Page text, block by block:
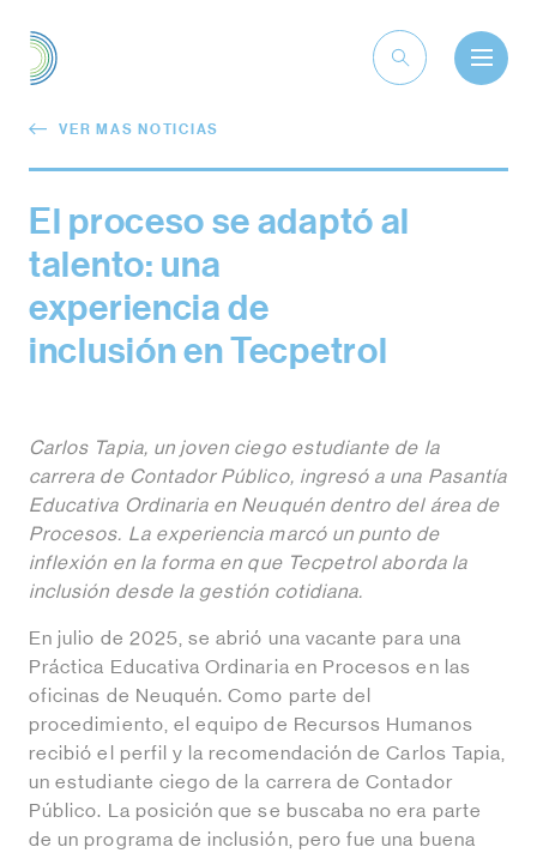
VER MAS NOTICIAS
El proceso se adaptó al
talento: una
experiencia de
inclusión en Tecpetrol
Carlos Tapia, un joven ciego estudiante de la
carrera de Contador Público, ingresó a una Pasantía
Educativa Ordinaria en Neuquén dentro del área de
Procesos. La experiencia marcó un punto de
inflexión en la forma en que Tecpetrol aborda la
inclusión desde la gestión cotidiana.
En julio de 2025, se abrió una vacante para una
Práctica Educativa Ordinaria en Procesos en las
oficinas de Neuquén. Como parte del
procedimiento, el equipo de Recursos Humanos
recibió el perfil y la recomendación de Carlos Tapia,
un estudiante ciego de la carrera de Contador
Público. La posición que se buscaba no era parte
de un programa de inclusión, pero fue una buena